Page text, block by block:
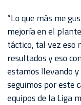
“Lo que más me
mejoría en el
táctico, tal vez eso
resultados y eso
estamos llevando y
seguimos por este
equipos de la Liga